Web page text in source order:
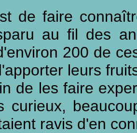
de faire
au fil des
200 de
leurs
de les faire
curieux,
ravis d'en